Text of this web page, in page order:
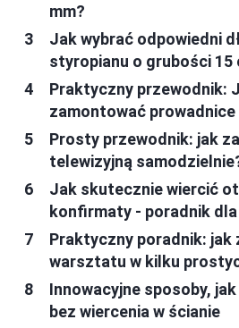
mm?
Jak wybrać odpowiedni
styropianu o grubości 15
Praktyczny przewodnik:
zamontować
Prosty przewodnik: jak
telewizyjną
Jak skutecznie wiercić
konfirmaty - poradnik
Praktyczny poradnik: jak
warsztatu w kilku
Innowacyjne sposoby,
bez wiercenia w ścianie